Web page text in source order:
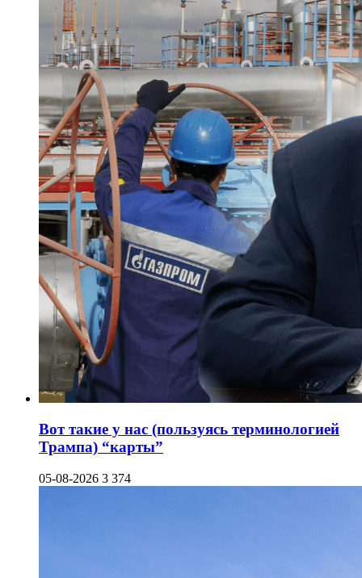
Вот такие у нас (пользуясь терминологией
Трампа) “карты”
05-08-2026 3 374